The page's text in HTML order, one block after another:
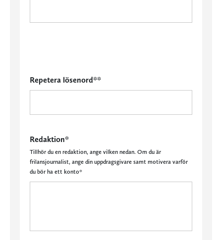
Repetera lösenord**
Redaktion*
Tillhör du en redaktion, ange vilken nedan. Om du är
frilansjournalist, ange din uppdragsgivare samt motivera varför
du bör ha ett konto*